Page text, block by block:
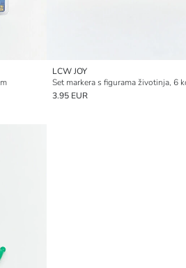
LCW JOY
Set markera s figurama životinja, 6
3.95 EUR